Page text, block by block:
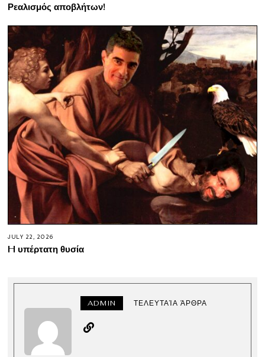
Ρεαλισμός αποβλήτων!
JULY 22, 2026
H υπέρτατη θυσία
ADMIN ΤΕΛΕΥΤΑΊΑ ΆΡΘΡΑ